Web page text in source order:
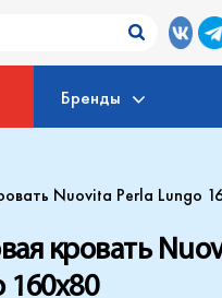
Бренды
Nuovita Perla Lungo
кровать
160x80